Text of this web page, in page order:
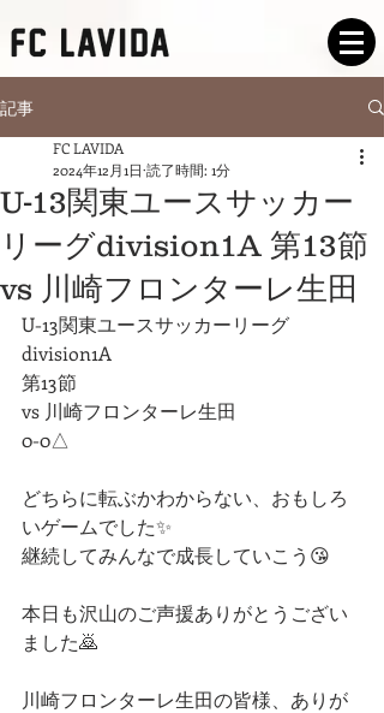
記事
U-13関東ユースサッカー
リーグdivision1A 第13節
vs 川崎フロンターレ生田
FC LAVIDA
2024年12月1日 読了時間: 1分
U-13関東ユースサッカーリーグ
division1A
第13節
vs 川崎フロンターレ生田
0-0△
どちらに転ぶかわからない、おもしろ
いゲームでした✨
継続してみんなで成長していこう😘
本日も沢山のご声援ありがとうござい
ました🙇
川崎フロンターレ生田の皆様、ありが